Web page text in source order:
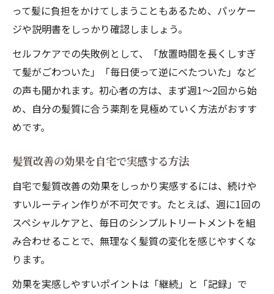
って髪に負担をかけてしまうこともあるため、パッケー
ジや説明書をしっかり確認しましょう。
セルフケアでの失敗例として、「放置時間を長くしすぎ
て髪がごわついた」「毎日使って逆にべたついた」など
の声も聞かれます。初心者の方は、まず週1～2回から始
め、自分の髪質に合う薬剤を見極めていく方法がおすす
めです。
髪質改善の効果を自宅で実感する方法
自宅で髪質改善の効果をしっかり実感するには、続けや
すいルーティン作りが不可欠です。たとえば、週に1回の
スペシャルケアと、毎日のシンプルトリートメントを組
み合わせることで、無理なく髪質の変化を感じやすくな
ります。
効果を実感しやすいポイントは「継続」と「記録」で